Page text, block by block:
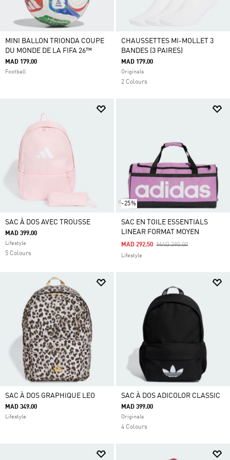
MINI BALLON TRIONDA COUPE
DU MONDE DE LA FIFA 26™
MAD 179.00
Football
CHAUSSETTES MI-MOLLET 3
BANDES (3 PAIRES)
MAD 179.00
Originals
2 Colours
SAC À DOS AVEC TROUSSE
MAD 399.00
Lifestyle
5 Colours
-25%
SAC EN TOILE ESSENTIALS
LINEAR FORMAT MOYEN
Price Reduced From
MAD 390.00To
MAD 292.50
Lifestyle
SAC À DOS GRAPHIQUE LEO
MAD 349.00
Lifestyle
SAC À DOS ADICOLOR CLASSIC
MAD 399.00
Originals
4 Colours